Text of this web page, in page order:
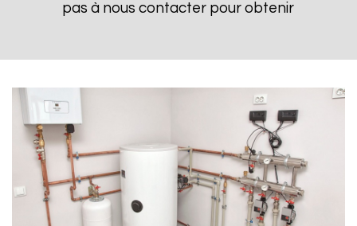
pas à nous contacter pour obtenir